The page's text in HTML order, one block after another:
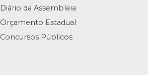
Diário da Assembleia
Orçamento Estadual
Concursos Públicos